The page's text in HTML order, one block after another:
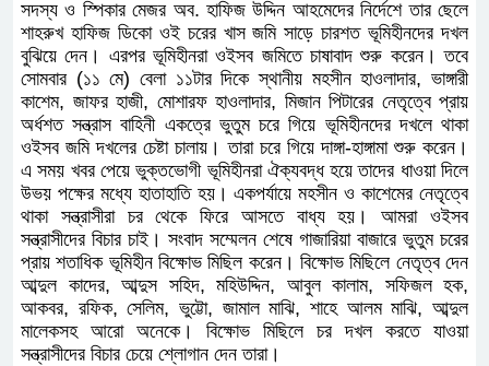
সদস্য ও স্পিকার মেজর অব. হাফিজ উদ্দিন আহমেদের নির্দেশে তার ছেলে
শাহরুখ হাফিজ ডিকো ওই চরের খাস জমি সাড়ে চারশত ভূমিহীনদের দখল
বুঝিয়ে দেন। এরপর ভূমিহীনরা ওইসব জমিতে চাষাবাদ শুরু করেন। তবে
সোমবার (১১ মে) বেলা ১১টার দিকে স্থানীয় মহসীন হাওলাদার, ভাঙ্গারী
কাশেম, জাফর হাজী, মোশারফ হাওলাদার, মিজান পিটারের নেতৃত্বে প্রায়
অর্ধশত সন্ত্রাস বাহিনী একত্রে ভুতুম চরে গিয়ে ভূমিহীনদের দখলে থাকা
ওইসব জমি দখলের চেষ্টা চালায়। তারা চরে গিয়ে দাঙ্গা-হাঙ্গামা শুরু করেন।
এ সময় খবর পেয়ে ভুক্তভোগী ভূমিহীনরা ঐক্যবদ্ধ হয়ে তাদের ধাওয়া দিলে
উভয় পক্ষের মধ্যে হাতাহাতি হয়। একপর্যায়ে মহসীন ও কাশেমের নেতৃত্বে
থাকা সন্ত্রাসীরা চর থেকে ফিরে আসতে বাধ্য হয়। আমরা ওইসব
সন্ত্রাসীদের বিচার চাই। সংবাদ সম্মেলন শেষে গাজারিয়া বাজারে ভুতুম চরের
প্রায় শতাধিক ভূমিহীন বিক্ষোভ মিছিল করেন। বিক্ষোভ মিছিলে নেতৃত্ব দেন
আব্দুল কাদের, আব্দুস সহিদ, মহিউদ্দিন, আবুল কালাম, সফিজল হক,
আকবর, রফিক, সেলিম, ভুট্টো, জামাল মাঝি, শাহে আলম মাঝি, আব্দুল
মালেকসহ আরো অনেকে। বিক্ষোভ মিছিলে চর দখল করতে যাওয়া
সন্ত্রাসীদের বিচার চেয়ে শ্লোগান দেন তারা।